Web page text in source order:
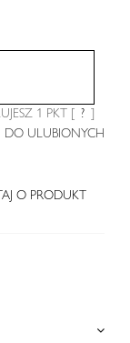
1 PKT [ ? ]
DO ULUBIONYCH
O PRODUKT